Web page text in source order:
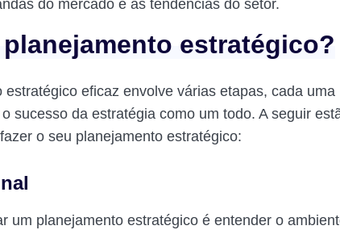
do mercado e as tendências do setor.
estratégico?
estratégico eficaz envolve várias etapas, cada uma
sucesso da estratégia como um todo. A seguir
o seu planejamento estratégico:
um planejamento estratégico é entender o